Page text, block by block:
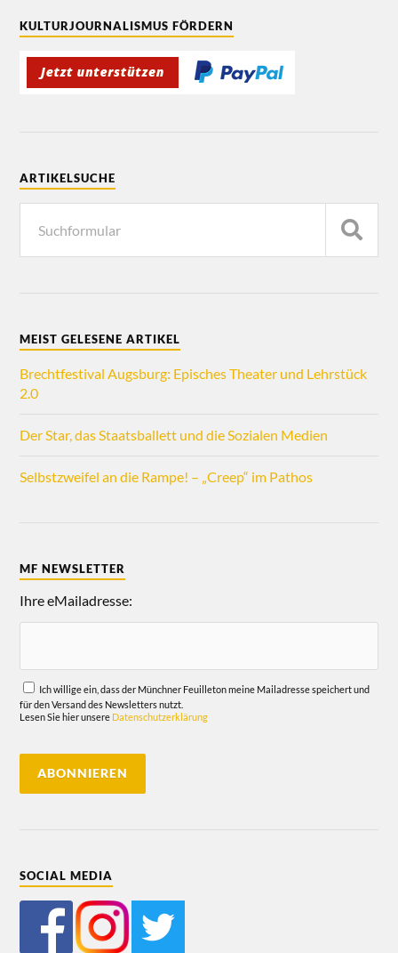
KULTURJOURNALISMUS FÖRDERN
ARTIKELSUCHE
MEIST GELESENE ARTIKEL
Brechtfestival Augsburg: Episches Theater und Lehrstück
2.0
Der Star, das Staatsballett und die Sozialen Medien
Selbstzweifel an die Rampe! – „Creep“ im Pathos
MF NEWSLETTER
Ihre eMailadresse:
Ich willige ein, dass der Münchner Feuilleton meine Mailadresse speichert und
für den Versand des Newsletters nutzt.
Lesen Sie hier unsere Datenschutzerklärung
SOCIAL MEDIA